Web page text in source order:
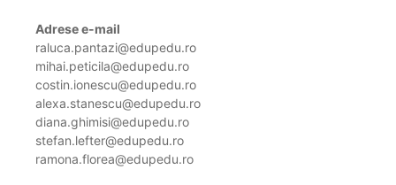
Adrese e-mail
raluca.pantazi@edupedu.ro
mihai.peticila@edupedu.ro
costin.ionescu@edupedu.ro
alexa.stanescu@edupedu.ro
diana.ghimisi@edupedu.ro
stefan.lefter@edupedu.ro
ramona.florea@edupedu.ro